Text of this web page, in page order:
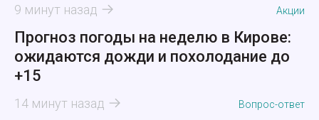
9 минут назад Акции
Прогноз погоды на неделю в Кирове:
ожидаются дожди и похолодание до
+15
14 минут назад Вопрос-ответ